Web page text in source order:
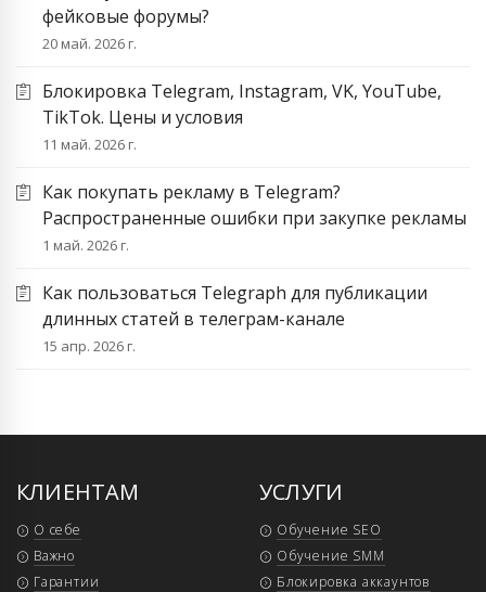
фейковые форумы?
20 май. 2026 г.
Блокировка Telegram, Instagram, VK, YouTube,
TikTok. Цены и условия
11 май. 2026 г.
Как покупать рекламу в Telegram?
Распространенные ошибки при закупке рекламы
1 май. 2026 г.
Как пользоваться Telegraph для публикации
длинных статей в телеграм-канале
15 апр. 2026 г.
КЛИЕНТАМ
О себе
Важно
Гарантии
УСЛУГИ
Обучение SEO
Обучение SMM
Блокировка аккаунтов